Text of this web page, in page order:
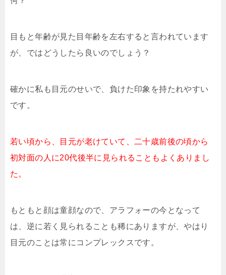
目もと年齢が見た目年齢を左右すると言われています
が、ではどうしたら良いのでしょう？
確かに私も目元のせいで、負けた印象を持たれやすい
です。
若い頃から、目元が老けていて、二十歳前後の頃から
初対面の人に20代後半に見られることもよくありまし
た。
もともと顔は童顔なので、アラフォーの今となって
は、逆に若く見られることも稀にありますが、やはり
目元のことは常にコンプレックスです。